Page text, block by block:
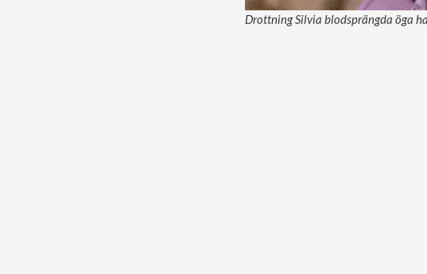
Drottning Silvia blodsprängda öga